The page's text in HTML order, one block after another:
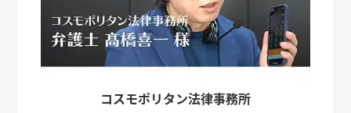
コスモポリタン法律事務所